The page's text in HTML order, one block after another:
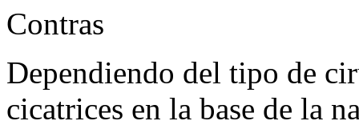
Contras
Dependiendo del tipo de
cicatrices en la base de la